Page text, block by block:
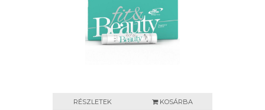
RÉSZLETEK KOSÁRBA